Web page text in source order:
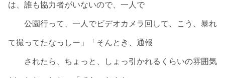
は、誰も協力者がいないので、一人で
公園行って、一人でビデオカメラ回して、こう、暴れ
て撮ってたなっしー」「そんとき、通報
されたら、ちょっと、しょっ引かれるくらいの雰囲気